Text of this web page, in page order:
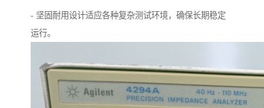
- 坚固耐用设计适应各种复杂测试环境，确保长期稳定
运行。